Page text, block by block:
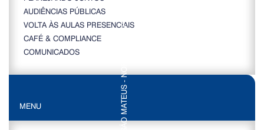
AUDIÊNCIAS PÚBLICAS
VOLTA ÀS AULAS PRESENCIAIS
CAFÉ & COMPLIANCE
COMUNICADOS
MENU